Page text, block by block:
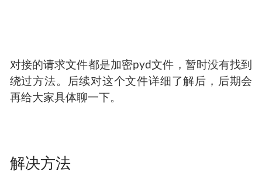
对接的请求文件都是加密pyd文件，暂时没有找到
绕过方法。后续对这个文件详细了解后，后期会
再给大家具体聊一下。
解决方法